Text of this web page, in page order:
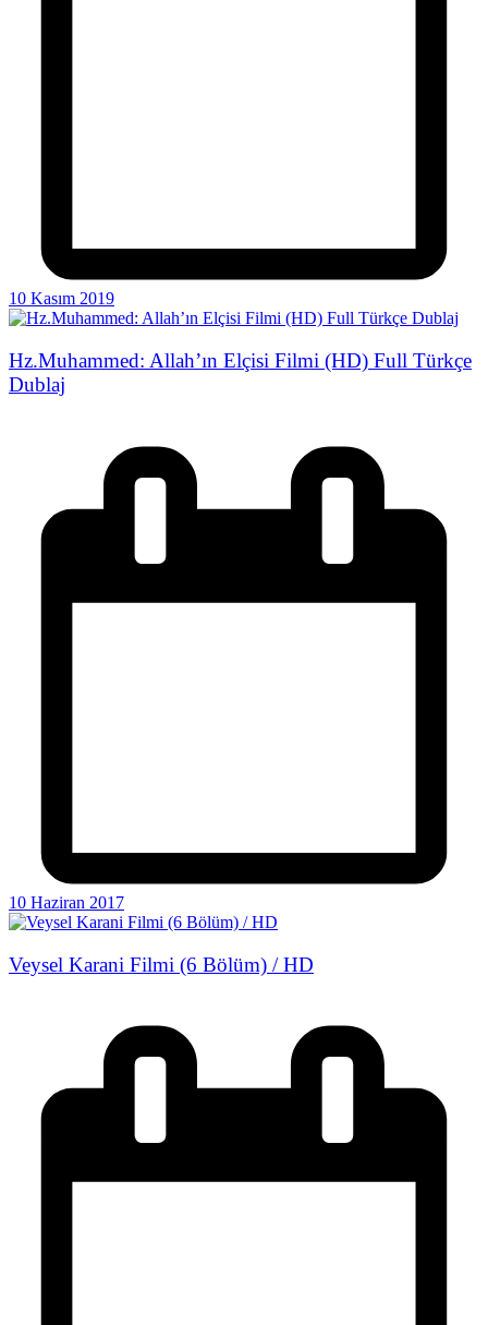
10 Kasım 2019
Hz.Muhammed: Allah’ın Elçisi Filmi (HD) Full Türkçe
Dublaj
10 Haziran 2017
Veysel Karani Filmi (6 Bölüm) / HD